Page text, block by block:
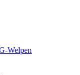
Welpen